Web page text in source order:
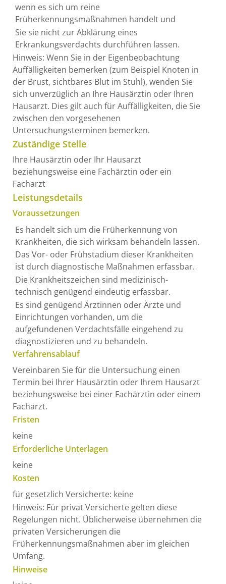
wenn es sich um reine
Früherkennungsmaßnahmen handelt und
Sie sie nicht zur Abklärung eines
Erkrankungsverdachts durchführen lassen.
Hinweis: Wenn Sie in der Eigenbeobachtung
Auffälligkeiten bemerken (zum Beispiel Knoten in
der Brust, sichtbares Blut im Stuhl), wenden Sie
sich unverzüglich an Ihre Hausärztin oder Ihren
Hausarzt. Dies gilt auch fürAuffälligkeiten, die Sie
zwischen den vorgesehenen
Untersuchungsterminen bemerken.
Zuständige Stelle
Ihre Hausärztin oder Ihr Hausarzt
beziehungsweise eine Fachärztin oder ein
Facharzt
Leistungsdetails
Voraussetzungen
Es handelt sich um die Früherkennung von
Krankheiten, die sich wirksam behandeln lassen.
Das Vor- oder Frühstadium dieser Krankheiten
ist durch diagnostische Maßnahmen erfassbar.
Die Krankheitszeichen sind medizinisch-
technisch genügend eindeutig erfassbar.
Es sind genügend Ärztinnen oder Ärzte und
Einrichtungen vorhanden, um die
aufgefundenen Verdachtsfälle eingehend zu
diagnostizieren und zu behandeln.
Verfahrensablauf
Vereinbaren Sie für die Untersuchung einen
Termin bei Ihrer Hausärztin oder Ihrem Hausarzt
beziehungsweise bei einer Fachärztin oder einem
Facharzt.
Fristen
keine
Erforderliche Unterlagen
keine
Kosten
für gesetzlich Versicherte: keine
Hinweis: Für privat Versicherte gelten diese
Regelungen nicht. Üblicherweise übernehmen die
privaten Versicherungen die
Früherkennungsmaßnahmen aber im gleichen
Umfang.
Hinweise